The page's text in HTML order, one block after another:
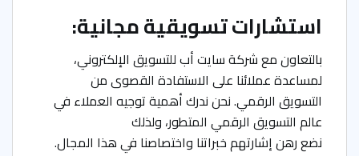
استشارات تسويقية مجانية:
بالتعاون مع شركة سايت أب للتسويق الإلكتروني،
لمساعدة عملائنا على الاستفادة القصوى من
التسويق الرقمي. نحن ندرك أهمية توجيه العملاء في
عالم التسويق الرقمي المتطور، ولذلك
نضع رهن إشارتهم خبراتنا واختصاصنا في هذا المجال.